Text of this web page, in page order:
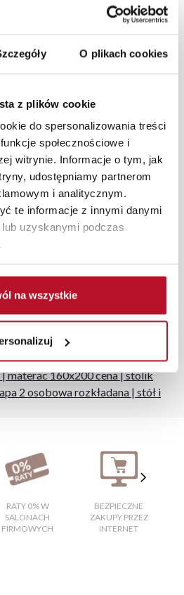
O plikach cookies
z plików cookie
do spersonalizowania treści
społecznościowe i
witrynie. Informacje o tym, jak
udostępniamy partnerom
i analitycznym.
te informacje z innymi danymi
uzyskanymi podczas
na wszystkie
dużym zainteresowaniem
wnętrz. Dodatkowym
pomieszczeń.
z wykorzystaniem
wizualizację Państwa
Każde zamówienie
dostarczymy do 3 dni
Polski. W przypadku
czas dostawy wynosi do 5 dni
całego kraju. Wszystkie
zł dostarczamy gratis
zamówienia.
charakter poglądowy.
materiałów mogą różnić
zależnie od ustawień
|materac 160x200 cena|stolik
2 osobowa rozkładana | stół i
RATY 0% W
SALONACH
FIRMOWYCH
BEZPIECZNE
ZAKUPY PRZEZ
INTERNET